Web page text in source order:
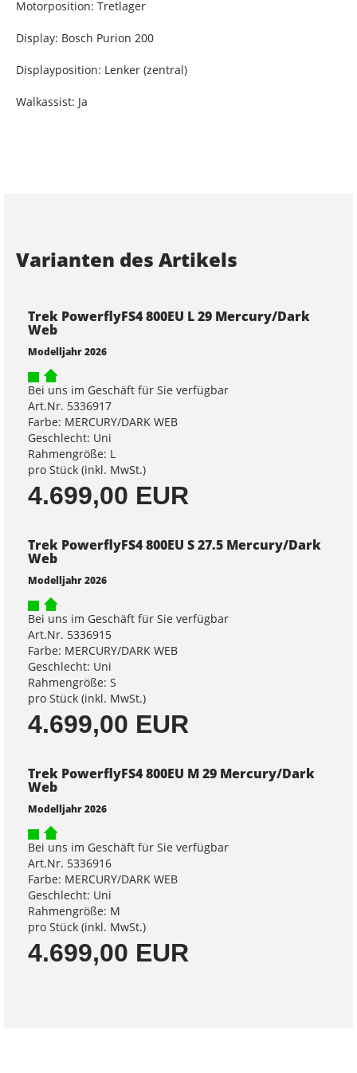
Motorposition: Tretlager
Display: Bosch Purion 200
Displayposition: Lenker (zentral)
Walkassist: Ja
Varianten des Artikels
Trek PowerflyFS4 800EU L 29 Mercury/Dark
Web
Modelljahr 2026
Bei uns im Geschäft für Sie verfügbar
Art.Nr. 5336917
Farbe: MERCURY/DARK WEB
Geschlecht: Uni
Rahmengröße: L
pro Stück (inkl. MwSt.)
4.699,00 EUR
Trek PowerflyFS4 800EU S 27.5 Mercury/Dark
Web
Modelljahr 2026
Bei uns im Geschäft für Sie verfügbar
Art.Nr. 5336915
Farbe: MERCURY/DARK WEB
Geschlecht: Uni
Rahmengröße: S
pro Stück (inkl. MwSt.)
4.699,00 EUR
Trek PowerflyFS4 800EU M 29 Mercury/Dark
Web
Modelljahr 2026
Bei uns im Geschäft für Sie verfügbar
Art.Nr. 5336916
Farbe: MERCURY/DARK WEB
Geschlecht: Uni
Rahmengröße: M
pro Stück (inkl. MwSt.)
4.699,00 EUR